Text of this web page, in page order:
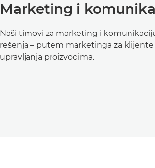
Marketing i
Naši timovi za marketing i
rešenja – putem marketinga za
upravljanja proizvodima.